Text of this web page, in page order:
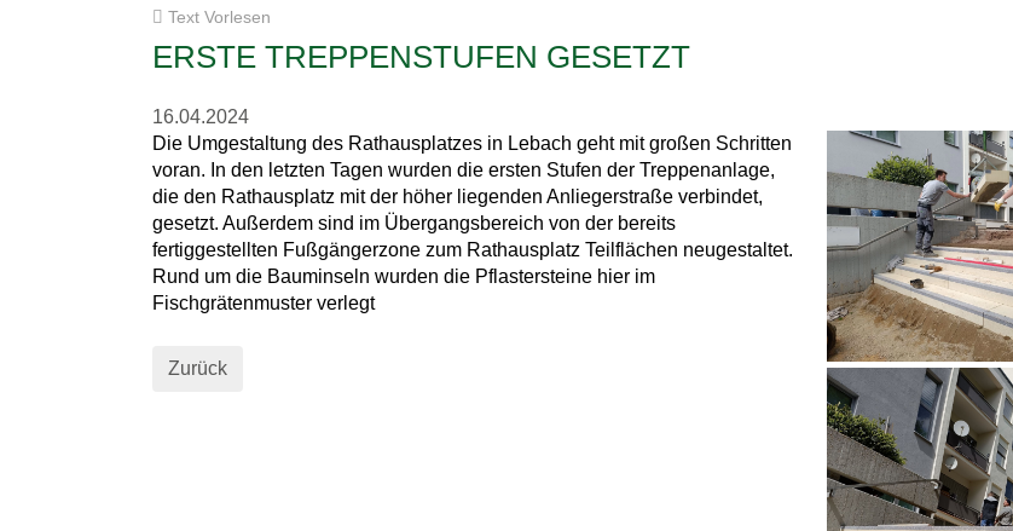
Text Vorlesen
ERSTE TREPPENSTUFEN GESETZT
16.04.2024
Die Umgestaltung des Rathausplatzes in Lebach geht mit großen Schritten
voran. In den letzten Tagen wurden die ersten Stufen der Treppenanlage,
die den Rathausplatz mit der höher liegenden Anliegerstraße verbindet,
gesetzt. Außerdem sind im Übergangsbereich von der bereits
fertiggestellten Fußgängerzone zum Rathausplatz Teilflächen neugestaltet.
Rund um die Bauminseln wurden die Pflastersteine hier im
Fischgrätenmuster verlegt
Zurück